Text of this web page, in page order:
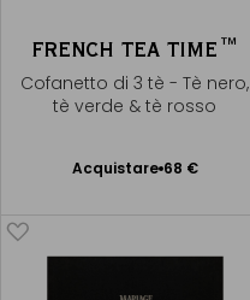
FRENCH TEA TIME™
Cofanetto di 3 tè - Tè nero,
tè verde & tè rosso
Acquistare 68 €
Aggiungere